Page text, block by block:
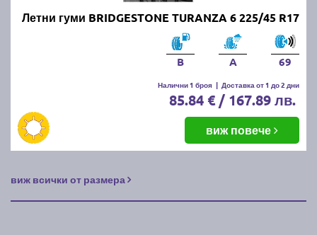
Летни гуми BRIDGESTONE TURANZA 6 225/45 R17
B A 69
Налични 1 броя | Доставка от 1 до 2 дни
85.84 € / 167.89 лв.
виж повече
виж всички от размера